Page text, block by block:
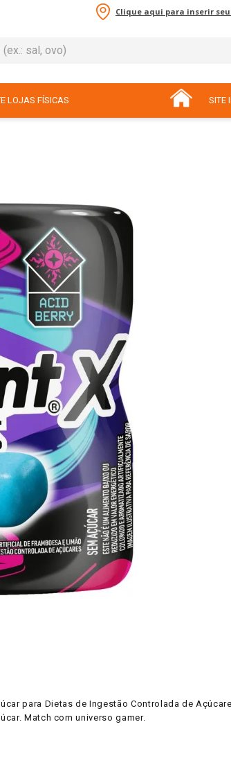
Clique aqui para inserir seu
sal, ovo)
LOJAS FÍSICAS SITE
para Dietas de Ingestão Controlada de
Match com universo gamer.